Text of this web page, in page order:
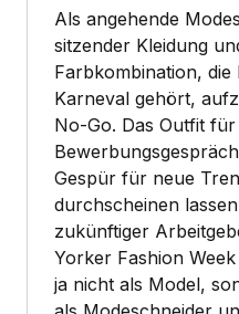
Als angehende
sitzender Kleidung
Farbkombination, die
Karneval gehört,
No-Go. Das Outfit für
Gespür für neue
durchscheinen
zukünftiger
Yorker Fashion
ja nicht als Model,